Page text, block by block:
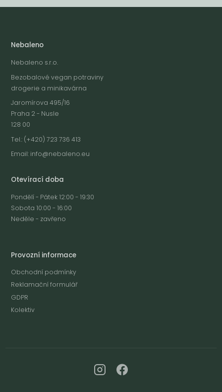
Nebaleno
Nebaleno s.r.o.
Bezobalové vegan potraviny
drogerie a minikavárna
Jaromírova 495/16
Praha 2 - Nusle
128 00
Tel.: (+420) 723 736 413
Email: info@nebaleno.eu
Otevírací doba
Pondělí - Pátek 12:00 - 19:30
Sobota 10:00 - 16:00
Neděle - zavřeno
Provozní informace
Obchodní podmínky
Reklamační formulář
GDPR
Kolektiv